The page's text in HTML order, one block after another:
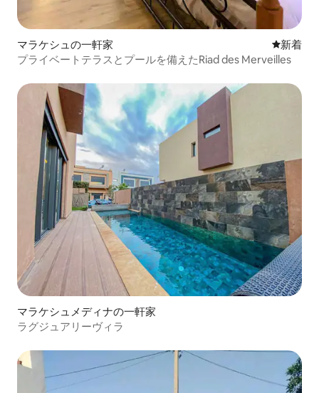
マラケシュの一軒家 新しい宿
新着
プライベートテラスとプールを備えたRiad des Merveilles
マラケシュメディナの一軒家
ラグジュアリーヴィラ